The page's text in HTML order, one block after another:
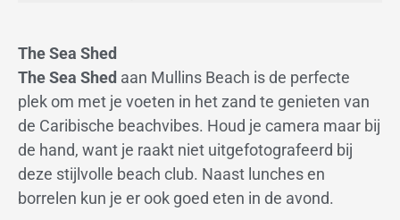
The Sea Shed
The Sea Shed aan Mullins Beach is de perfecte
plek om met je voeten in het zand te genieten van
de Caribische beachvibes. Houd je camera maar bij
de hand, want je raakt niet uitgefotografeerd bij
deze stijlvolle beach club. Naast lunches en
borrelen kun je er ook goed eten in de avond.